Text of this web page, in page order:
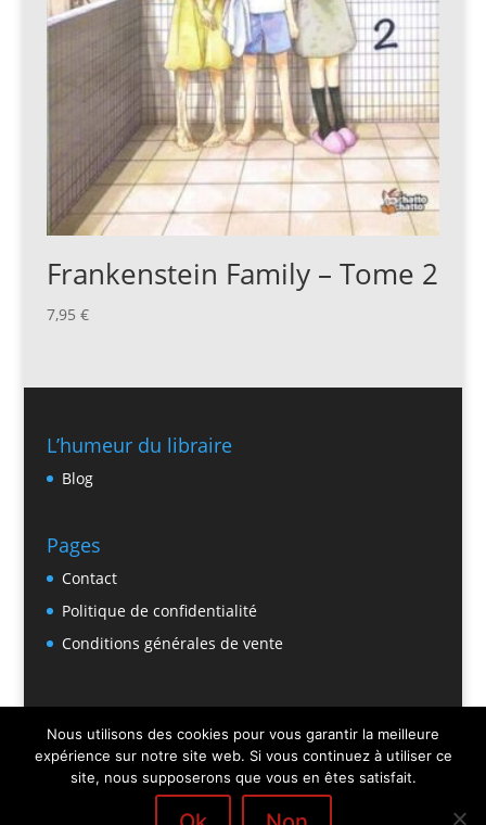
Frankenstein Family – Tome 2
7,95 €
L’humeur du libraire
Blog
Pages
Contact
Politique de confidentialité
Conditions générales de vente
Nous utilisons des cookies pour vous garantir la meilleure
expérience sur notre site web. Si vous continuez à utiliser ce
site, nous supposerons que vous en êtes satisfait.